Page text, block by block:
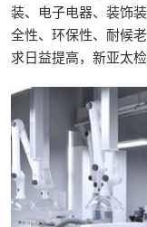
装、电子电器、装饰
全性、环保性、耐候
求日益提高，新亚太